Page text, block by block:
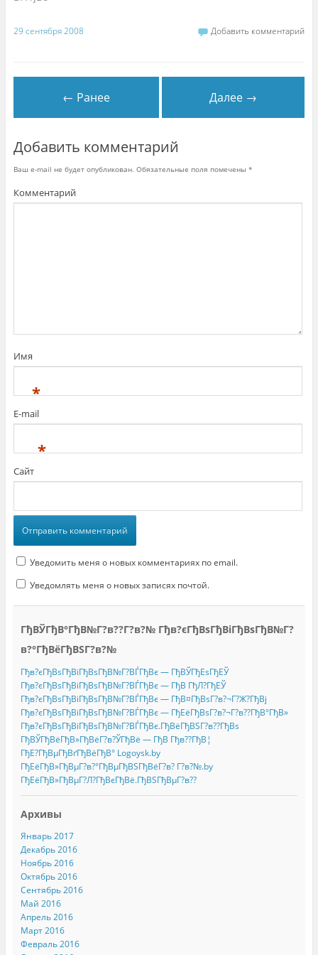
в
а
в
в
м
н
е
29 сентября 2008 Добавить комментарий
← Ранее Далее →
Добавить комментарий
Ваш e-mail не будет опубликован. Обязательные поля помечены *
Комментарий
Имя
*
E-mail
*
Сайт
Уведомить меня о новых комментариях по email.
Уведомлять меня о новых записях почтой.
ГђВЎГђВ°ГђВ№Г?в??Г?в?№ Гђв?єГђВѕГђВіГђВѕГђВ№Г?
в?°ГђВёГђВЅГ?в?№
Гђв?єГђВѕГђВіГђВѕГђВ№Г?ВЃГђВє — ГђВЎГђЕѕГђЕЎ
Гђв?єГђВѕГђВіГђВѕГђВ№Г?ВЃГђВє — ГђВ ГђЛ?ГђЕЎ
Гђв?єГђВѕГђВіГђВѕГђВ№Г?ВЃГђВє — ГђВ¤ГђВѕГ?в?¬Г?Ж?ГђВј
Гђв?єГђВѕГђВіГђВѕГђВ№Г?ВЃГђВє — ГђЕёГђВѕГ?в?¬Г?в??ГђВ°ГђВ»
Гђв?єГђВѕГђВіГђВѕГђВ№Г?ВЃГђВє.ГђВёГђВЅГ?в??ГђВѕ
ГђВЎГђВёГђВ»ГђВёГ?в?ЎГђВё — ГђВ Гђв??ГђВ¦
ГђЕ?ГђВµГђВґГђВёГђВ° Logoysk.by
ГђЕёГђВ»ГђВµГ?в?°ГђВµГђВЅГђВёГ?в? Г?в?№.by
ГђЕёГђВ»ГђВµГ?Л?ГђВєГђВё.ГђВЅГђВµГ?в??
Архивы
Январь 2017
Декабрь 2016
Ноябрь 2016
Октябрь 2016
Сентябрь 2016
Май 2016
Апрель 2016
Март 2016
Февраль 2016